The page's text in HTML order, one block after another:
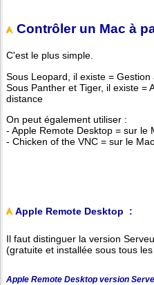
Contrôler un Mac à
C'est le plus simple.
Sous Leopard, il existe =
Sous Panther et Tiger, il existe =
distance
On peut également utiliser :
- Apple Remote Desktop = sur le
- Chicken of the VNC = sur le
Apple Remote Desktop :
Il faut distinguer la version
(gratuite et installée sous tous
Apple Remote Desktop version